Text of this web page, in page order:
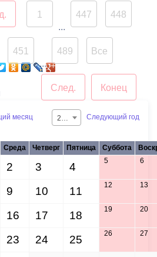
питания и цветочные
лавки расположены здесь
уже много лет.
1
...
447 448
451
...
489 Все
Конец
След.
месяц 2015 Следующий год
Среда Четверг Пятница Суббота
2 3 4 5 6
9 10 11 12 13
16 17 18 19 20
23 24 25 26 27